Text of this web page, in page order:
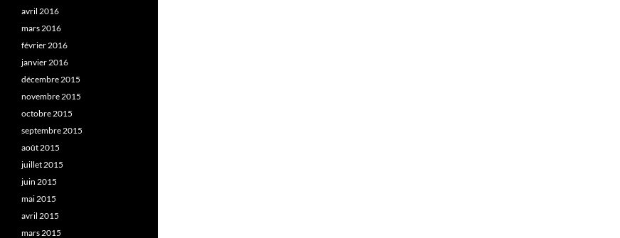
avril 2016
mars 2016
février 2016
janvier 2016
décembre 2015
novembre 2015
octobre 2015
septembre 2015
août 2015
juillet 2015
juin 2015
mai 2015
avril 2015
mars 2015